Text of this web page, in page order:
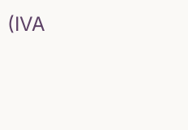
Rango
(IVA